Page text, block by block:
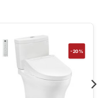
-20%